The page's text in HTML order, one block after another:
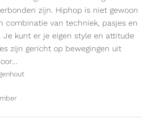
zijn. Hiphop is niet gewoon
combinatie van techniek, pasjes en
Je kunt er je eigen style en attitude
zijn gericht op bewegingen uit